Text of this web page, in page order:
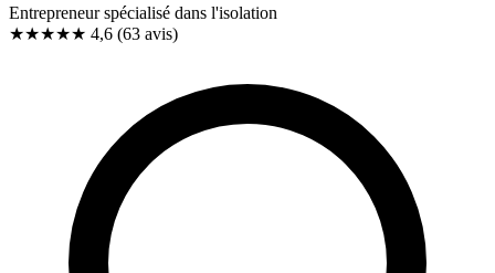
Entrepreneur spécialisé dans l'isolation
★★★★★ 4,6 (63 avis)